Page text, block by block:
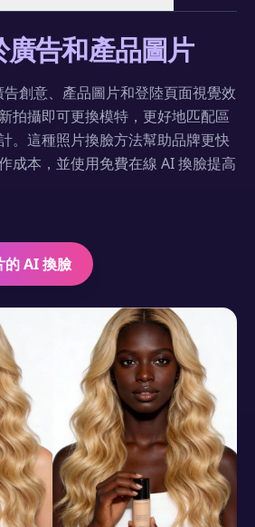
告和產品圖片
創意、產品圖片和登陸頁面視覺效
拍攝即可更換模特，更好地匹配區
。這種照片換臉方法幫助品牌更快
成本，並使用免費在線 AI 換臉提高
的 AI 換臉